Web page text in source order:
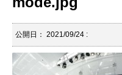
公開日： 2021/09/24 :